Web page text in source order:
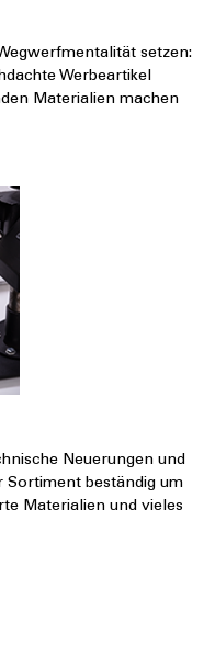
setzen:
Werbeartikel
Materialien machen
Neuerungen und
beständig um
Materialien und vieles